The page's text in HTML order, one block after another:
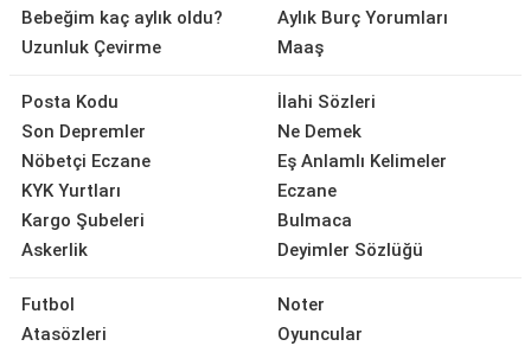
Bebeğim kaç aylık oldu?
Uzunluk Çevirme
Aylık Burç Yorumları
Maaş
Posta Kodu
Son Depremler
Nöbetçi Eczane
KYK Yurtları
Kargo Şubeleri
Askerlik
İlahi Sözleri
Ne Demek
Eş Anlamlı Kelimeler
Eczane
Bulmaca
Deyimler Sözlüğü
Futbol
Atasözleri
Noter
Oyuncular